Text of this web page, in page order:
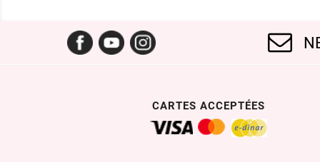
FacebookYouTube
CARTES ACCEPTÉES